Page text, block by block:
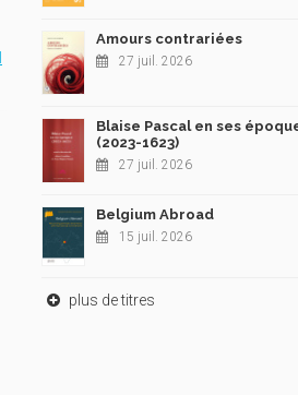
Amours contrariées
27 juil. 2026
Blaise Pascal en ses
(2023-1623)
27 juil. 2026
Belgium Abroad
15 juil. 2026
plus de titres